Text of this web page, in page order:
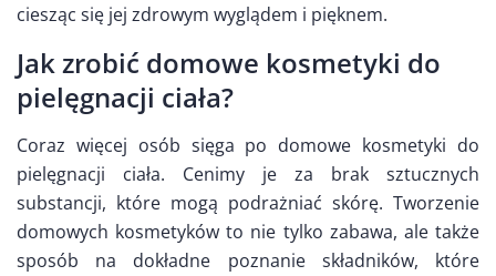
ciesząc się jej zdrowym wyglądem i pięknem.
Jak zrobić domowe kosmetyki do
pielęgnacji ciała?
Coraz więcej osób sięga po domowe kosmetyki do
pielęgnacji ciała. Cenimy je za brak sztucznych
substancji, które mogą podrażniać skórę. Tworzenie
domowych kosmetyków to nie tylko zabawa, ale także
sposób na dokładne poznanie składników, które